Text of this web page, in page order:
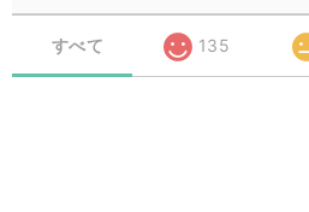
すべて 135